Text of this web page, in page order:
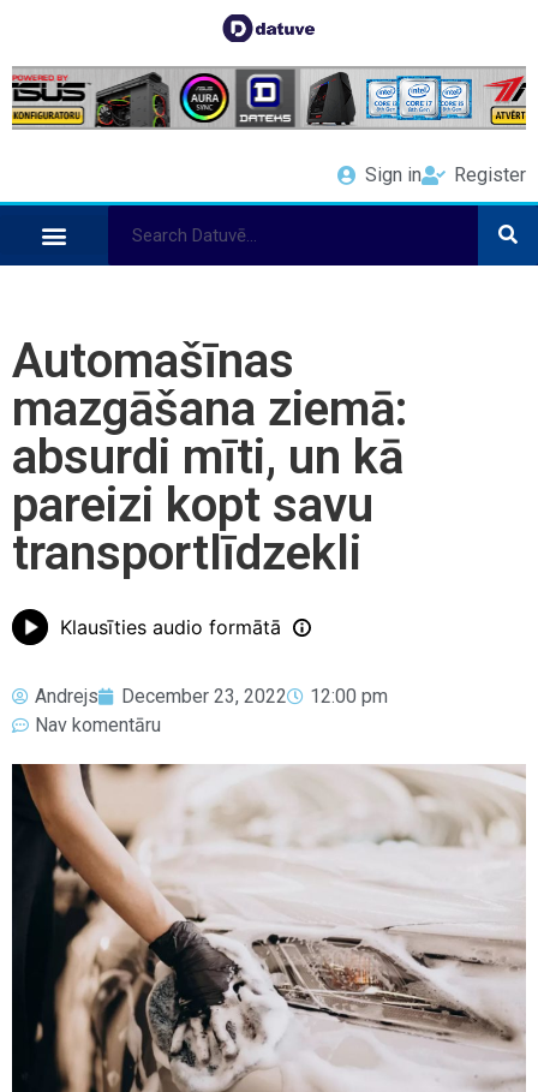
Sign in Register
Automašīnas
mazgāšana ziemā:
absurdi mīti, un kā
pareizi kopt savu
transportlīdzekli
Klausīties audio formātā
Andrejs December 23, 2022
12:00 pm
Nav komentāru